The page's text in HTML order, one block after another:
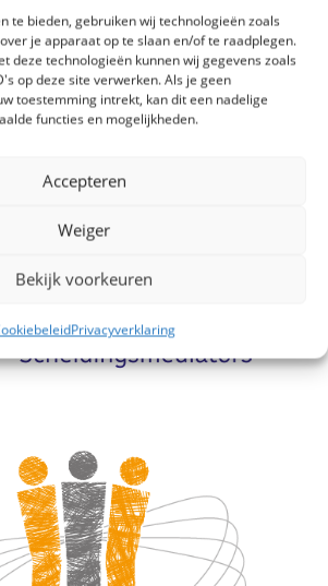
te bieden, gebruiken wij technologieën zoals
je apparaat op te slaan en/of te raadplegen.
deze technologieën kunnen wij gegevens zoals
op deze site verwerken. Als je geen
toestemming intrekt, kan dit een nadelige
functies en mogelijkheden.
Accepteren
Weiger
Bekijk voorkeuren
Privacyverklaring